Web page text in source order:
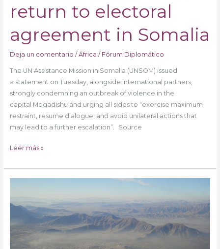
return to electoral
agreement in Somalia
Deja un comentario /África / Fórum Diplomático
The UN Assistance Mission in Somalia (UNSOM) issued
a statement on Tuesday, alongside international partners,
strongly condemning an outbreak of violence in the
capital Mogadishu and urging all sides to “exercise maximum
restraint, resume dialogue, and avoid unilateral actions that
may lead to a further escalation”. Source
Leer más »
deadly
guesthouse